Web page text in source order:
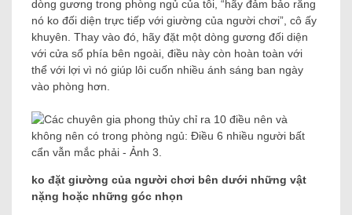
dòng gương trong phòng ngủ của tôi, “hãy đảm bảo rằng
nó ko đối diện trực tiếp với giường của người chơi”, cô ấy
khuyên. Thay vào đó, hãy đặt một dòng gương đối diện
với cửa sổ phía bên ngoài, điều này còn hoàn toàn với
thể với lợi vì nó giúp lôi cuốn nhiều ánh sáng ban ngày
vào phòng hơn.
ko đặt giường của người chơi bên dưới những vật
nặng hoặc những góc nhọn